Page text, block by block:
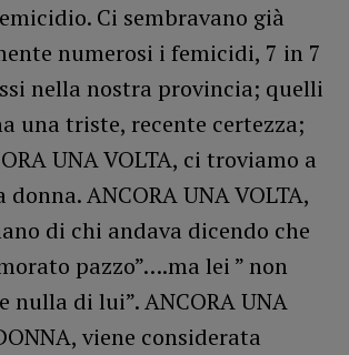
Ci sembravano già
numerosi i femicidi, 7 in 7
nella nostra provincia; quelli
una triste, recente certezza;
UNA VOLTA, ci troviamo a
ANCORA UNA VOLTA,
di chi andava dicendo che
pazzo”….ma lei ” non
nulla di lui”. ANCORA UNA
viene considerata